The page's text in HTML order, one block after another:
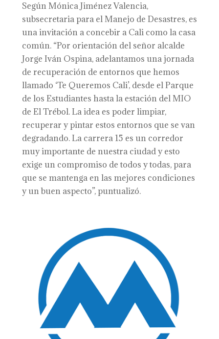
Según Mónica Jiménez Valencia,
subsecretaria para el Manejo de Desastres, es
una invitación a concebir a Cali como la casa
común. “Por orientación del señor alcalde
Jorge Iván Ospina, adelantamos una jornada
de recuperación de entornos que hemos
llamado ‘Te Queremos Cali’, desde el Parque
de los Estudiantes hasta la estación del MIO
de El Trébol. La idea es poder limpiar,
recuperar y pintar estos entornos que se van
degradando. La carrera 15 es un corredor
muy importante de nuestra ciudad y esto
exige un compromiso de todos y todas, para
que se mantenga en las mejores condiciones
y un buen aspecto”, puntualizó.